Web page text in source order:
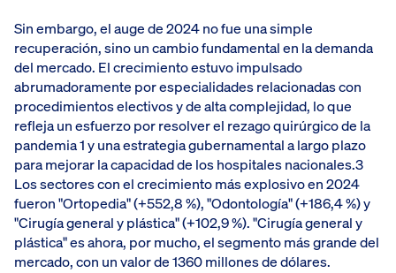
Sin embargo, el auge de 2024 no fue una simple
recuperación, sino un cambio fundamental en la demanda
del mercado. El crecimiento estuvo impulsado
abrumadoramente por especialidades relacionadas con
procedimientos electivos y de alta complejidad, lo que
refleja un esfuerzo por resolver el rezago quirúrgico de la
pandemia 1 y una estrategia gubernamental a largo plazo
para mejorar la capacidad de los hospitales nacionales.3
Los sectores con el crecimiento más explosivo en 2024
fueron "Ortopedia" (+552,8 %), "Odontología" (+186,4 %) y
"Cirugía general y plástica" (+102,9 %). "Cirugía general y
plástica" es ahora, por mucho, el segmento más grande del
mercado, con un valor de 1360 millones de dólares.